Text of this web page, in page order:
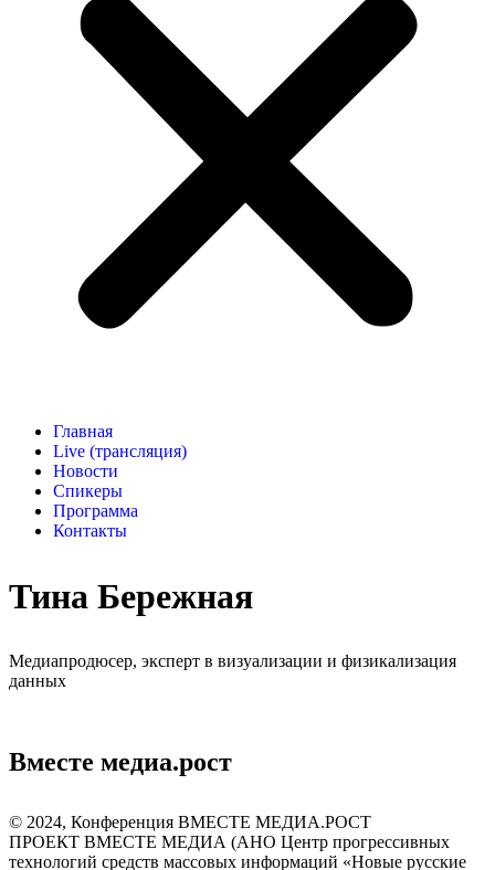
Главная
Live (трансляция)
Новости
Спикеры
Программа
Контакты
Тина Бережная
Медиапродюсер, эксперт в визуализации и физикализация
данных
Вместе медиа.рост
©️ 2024, Конференция ВМЕСТЕ МЕДИА.РОСТ
ПРОЕКТ ВМЕСТЕ МЕДИА (АНО Центр прогрессивных
технологий средств массовых информаций «Новые русские